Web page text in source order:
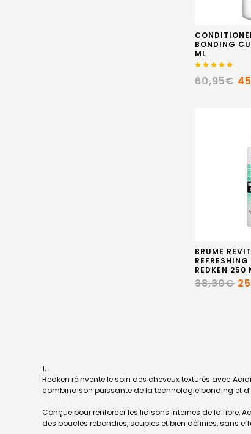
BONDING
ML
60,95€
BRUME
REDKEN 250
38,30€
Redken réinvente le soin des cheveux texturés avec
combinaison puissante de la technologie bonding et
Conçue pour renforcer les liaisons internes de la fibre,
des boucles rebondies, souples et bien définies, sans